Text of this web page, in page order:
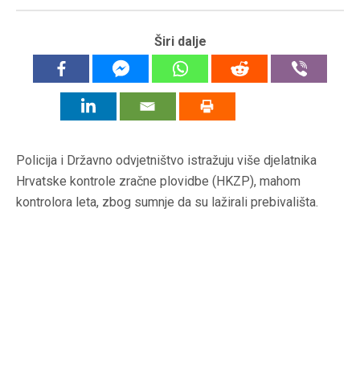
Širi dalje
Policija i Državno odvjetništvo istražuju više djelatnika
Hrvatske kontrole zračne plovidbe (HKZP), mahom
kontrolora leta, zbog sumnje da su lažirali prebivališta.